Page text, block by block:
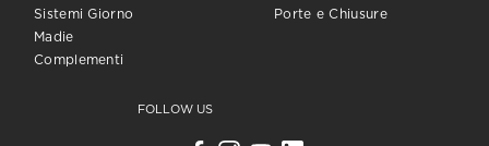
Sistemi Giorno
Madie
Complementi
Porte e Chiusure
FOLLOW US